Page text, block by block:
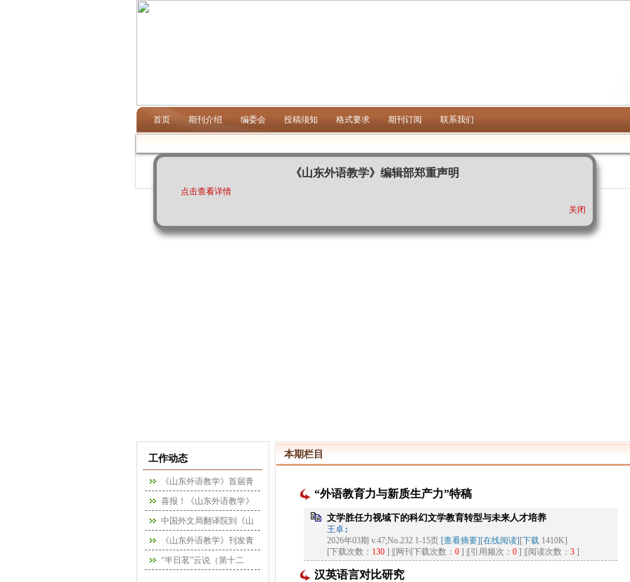
首页 期刊介绍 编委会 投稿须知 格式要求 期刊订阅 联系我们
工作动态
《山东外语教学》首届青
年编委会招募公告[2025-09-24]
喜报！《山东外语教学》
首次入选CSSCI（2025－
2026）扩展版来源期刊
[2025-08-17]
中国外文局翻译院到《山
东外语教学》编辑部参观
指导
[2025-05-26]
《山东外语教学》刊发青
年学者文章入选“齐鲁报刊
[2025-05-21]
“半日茗”云说（第十二
本期栏目
“外语教育力与新质生产力”特稿
文学胜任力视域下的科幻文学教育转型与未来人才培养
王卓;
2026年03期 v.47;No.232 1-15页 [查看摘要][在线阅读] [下载1410K]
[下载次数： 130] |[网刊下载次数： 0] |[引用频次： 0] |[阅读次数： 3]
汉英语言对比研究
关闭